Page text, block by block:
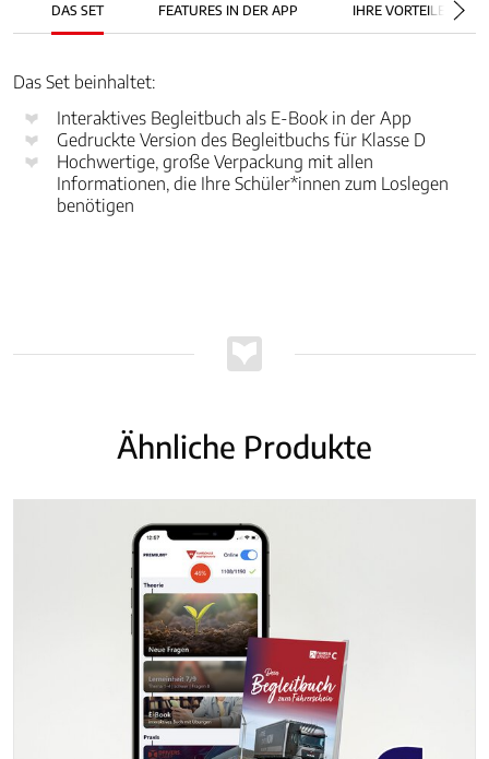
DAS SET FEATURES IN DER APP IHRE VORTEILE
Das Set beinhaltet:
Interaktives Begleitbuch als E-Book in der App
Gedruckte Version des Begleitbuchs für Klasse D
Hochwertige, große Verpackung mit allen
Informationen, die Ihre Schüler*innen zum Loslegen
benötigen
Ähnliche Produkte